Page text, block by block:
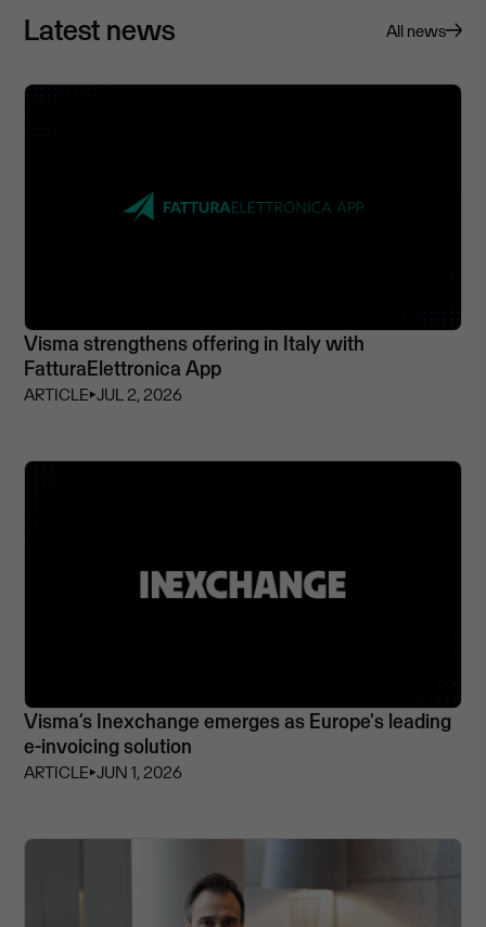
Latest news All news
Visma strengthens offering in Italy with
FatturaElettronica App
ARTICLE⏵JUL 2, 2026
Visma’s Inexchange emerges as Europe's leading
e-invoicing solution
ARTICLE⏵JUN 1, 2026